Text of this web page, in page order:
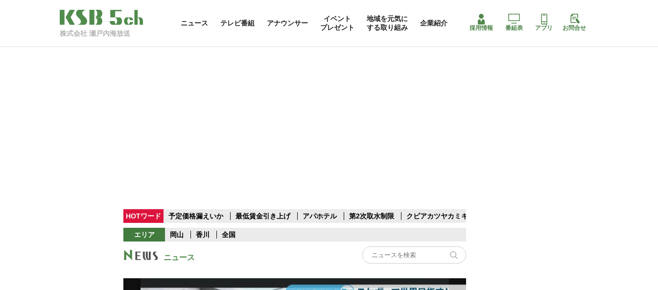
株式会社 瀬戸内海放送
ニュース テレビ番組 アナウンサー
イベント
プレゼント
地域を元気に
する取り組み
企業紹介
採用情報 番組表 アプリ お問合せ
HOTワード 予定価格漏えいか 最低賃金引き上げ アパホテル 第2次取水制限 クビアカツヤカミキリ
エリア 岡山 香川 全国
ニュース